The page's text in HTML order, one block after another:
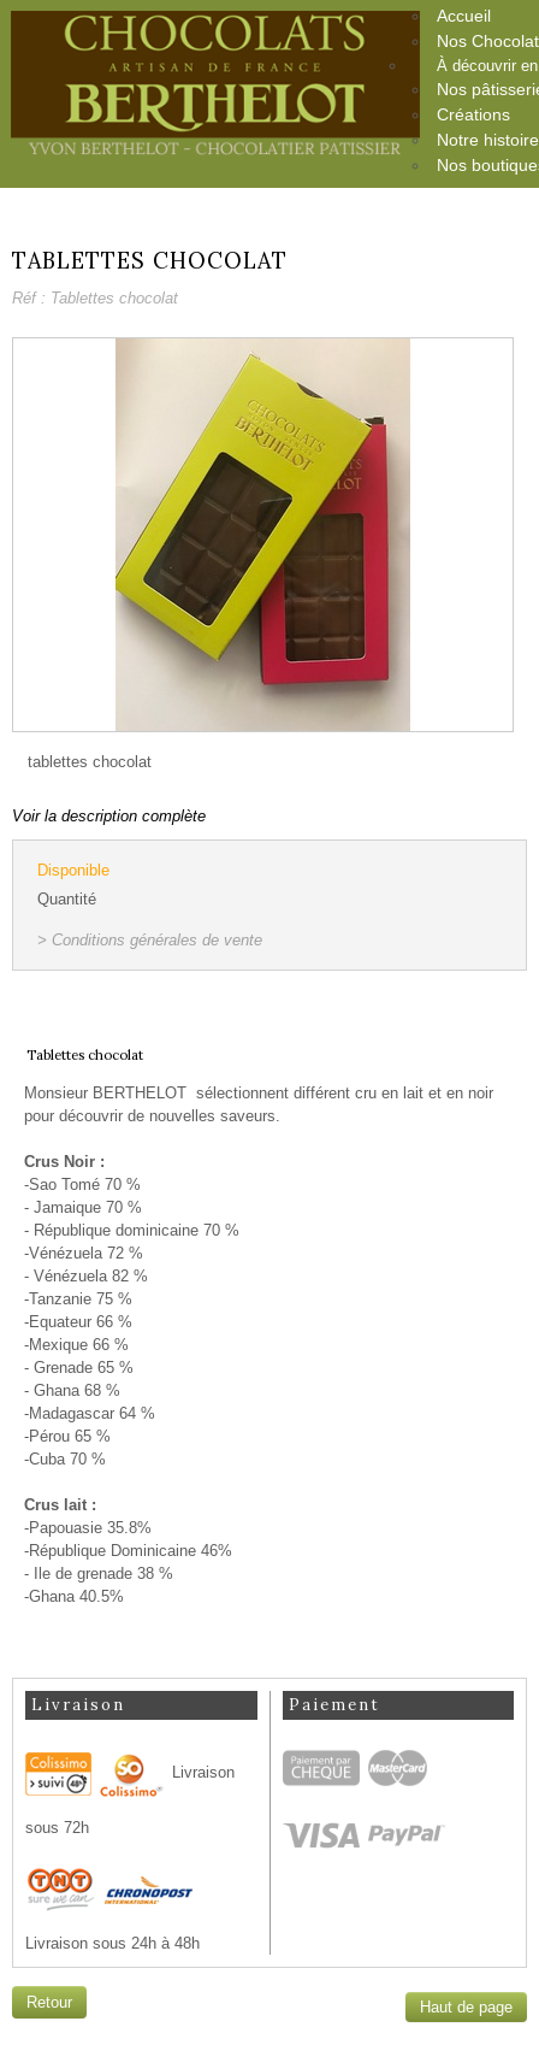
Accueil
Nos
À découvrir
Nos
Créations
Notre histoire
Nos
TABLETTES CHOCOLAT
Réf : Tablettes chocolat
tablettes chocolat
Voir la description complète
Disponible
Quantité
> Conditions générales de vente
Tablettes chocolat
Monsieur BERTHELOT sélectionnent différent cru en lait et en noir
pour découvrir de nouvelles saveurs.
Crus Noir :
-Sao Tomé 70 %
- Jamaique 70 %
- République dominicaine 70 %
-Vénézuela 72 %
- Vénézuela 82 %
-Tanzanie 75 %
-Equateur 66 %
-Mexique 66 %
- Grenade 65 %
- Ghana 68 %
-Madagascar 64 %
-Pérou 65 %
-Cuba 70 %
Crus lait :
-Papouasie 35.8%
-République Dominicaine 46%
- Ile de grenade 38 %
-Ghana 40.5%
Livraison
Livraison
sous 72h
Livraison sous 24h à 48h
Paiement
Haut de page